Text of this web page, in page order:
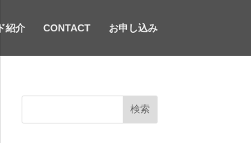
紹介 CONTACT お申し込み